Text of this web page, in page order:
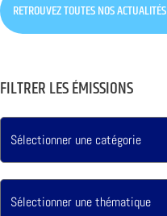
RETROUVEZ TOUTES NOS ACTUALITÉS
FILTRER LES ÉMISSIONS